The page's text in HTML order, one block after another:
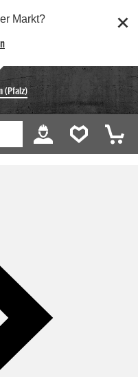
Markt?
(Pfalz)